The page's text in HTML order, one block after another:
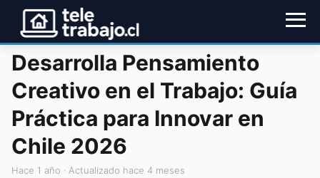
Desarrolla Pensamiento
Creativo en el Trabajo: Guía
Práctica para Innovar en
Chile 2026
hace 1 año · Actualizado hace 4 meses